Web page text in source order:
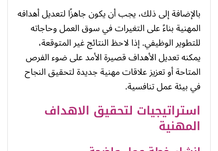
بالإضافة إلى ذلك، يجب أن يكون جاهزًا لتعديل أهدافه
المهنية بناءً على التغيرات في سوق العمل وحاجاته
للتطوير الوظيفي. إذا لاحظ النتائج غير المتوقعة،
يمكنه تعديل الأهداف قصيرة الأمد على ضوء الفرص
المتاحة أو تعزيز علاقات مهنية جديدة لتحقيق النجاح
في بيئة عمل تنافسية.
استراتيجيات لتحقيق الاهداف
المهنية